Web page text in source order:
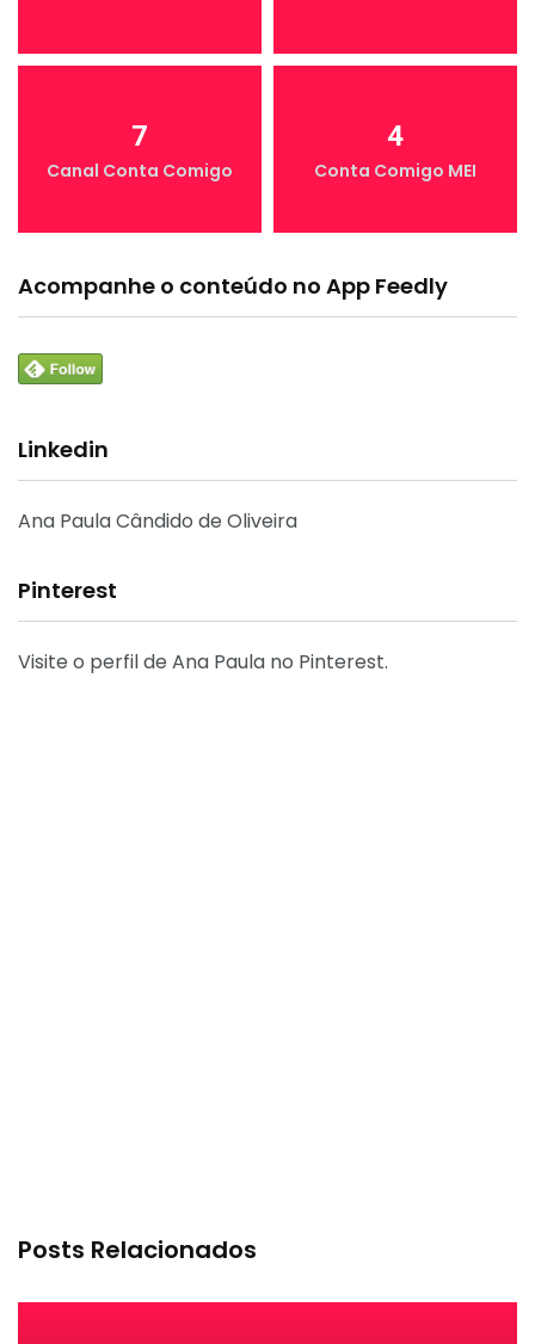
7
Canal Conta Comigo
4
Conta Comigo MEI
Acompanhe o conteúdo no App Feedly
Linkedin
Ana Paula Cândido de Oliveira
Pinterest
Visite o perfil de Ana Paula no Pinterest.
Posts Relacionados